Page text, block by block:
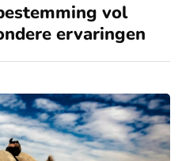
vol
ervaringen